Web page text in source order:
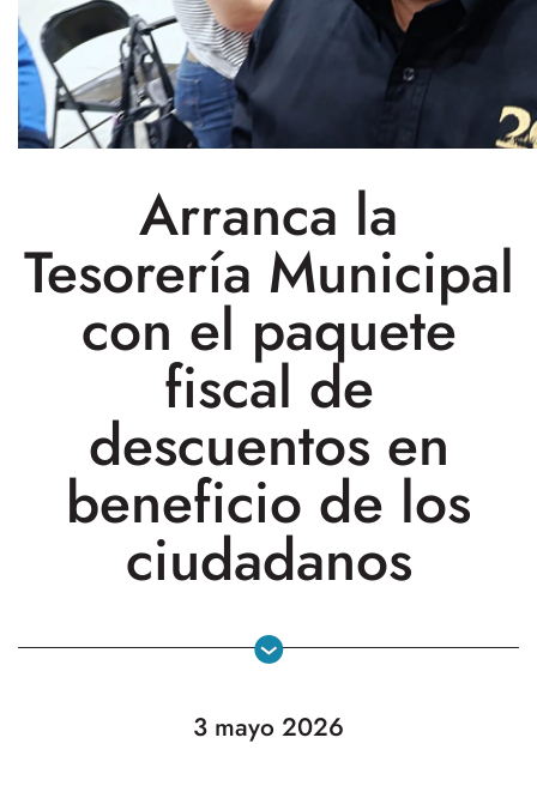
Arranca la
Tesorería Municipal
con el paquete
fiscal de
descuentos en
beneficio de los
ciudadanos
3 mayo 2026